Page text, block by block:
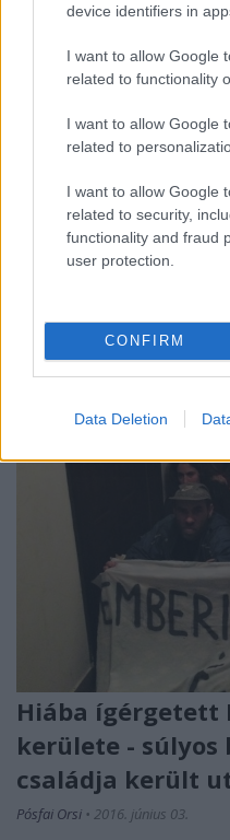
device identifiers in
I want to allow Google
related to functionality
I want to allow Google
related to
I want to allow Google
related to security,
functionality and fraud
user protection.
CONFIRM
Data Deletion
Elüldözött egy
családot a
önkormányzat
Kettős Mérce vendégszerző•2016.
Margitot, Gyulát és az
három nappal azelőtt
lakáskiürítésről, hogy el
székesfehérvári
néhány hónapja
Hiába ígérgetett
kerülete - súlyos
családja került
Pósfai Orsi • 2016. június 03.